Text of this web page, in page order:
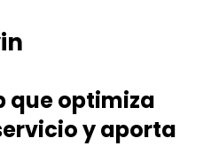
que optimiza
y aporta